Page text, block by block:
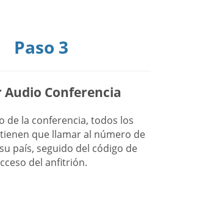
Paso 3
Conferencia
de la conferencia, todos los
que llamar al número de
país, seguido del código de
del anfitrión.